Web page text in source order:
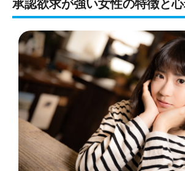
承認欲求が強い女性の特徴と